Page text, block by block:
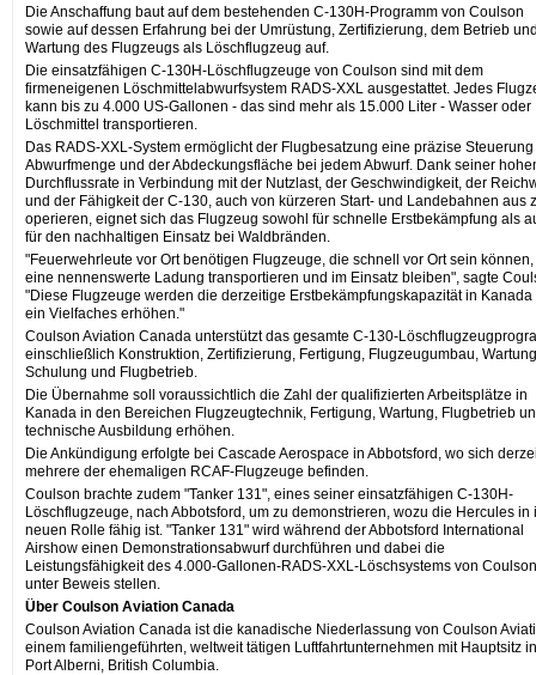
Die Anschaffung baut auf dem bestehenden C-130H-Programm von Coulson
sowie auf dessen Erfahrung bei der Umrüstung, Zertifizierung, dem Betrieb
Wartung des Flugzeugs als Löschflugzeug auf.
Die einsatzfähigen C-130H-Löschflugzeuge von Coulson sind mit dem
firmeneigenen Löschmittelabwurfsystem RADS-XXL ausgestattet. Jedes
kann bis zu 4.000 US-Gallonen - das sind mehr als 15.000 Liter - Wasser oder
Löschmittel transportieren.
Das RADS-XXL-System ermöglicht der Flugbesatzung eine präzise
Abwurfmenge und der Abdeckungsfläche bei jedem Abwurf. Dank seiner
Durchflussrate in Verbindung mit der Nutzlast, der Geschwindigkeit, der
und der Fähigkeit der C-130, auch von kürzeren Start- und Landebahnen aus
operieren, eignet sich das Flugzeug sowohl für schnelle Erstbekämpfung als
für den nachhaltigen Einsatz bei Waldbränden.
"Feuerwehrleute vor Ort benötigen Flugzeuge, die schnell vor Ort sein können,
eine nennenswerte Ladung transportieren und im Einsatz bleiben", sagte
"Diese Flugzeuge werden die derzeitige Erstbekämpfungskapazität in Kanada
ein Vielfaches erhöhen."
Coulson Aviation Canada unterstützt das gesamte C-130-
einschließlich Konstruktion, Zertifizierung, Fertigung, Flugzeugumbau,
Schulung und Flugbetrieb.
Die Übernahme soll voraussichtlich die Zahl der qualifizierten Arbeitsplätze in
Kanada in den Bereichen Flugzeugtechnik, Fertigung, Wartung, Flugbetrieb
technische Ausbildung erhöhen.
Die Ankündigung erfolgte bei Cascade Aerospace in Abbotsford, wo sich
mehrere der ehemaligen RCAF-Flugzeuge befinden.
Coulson brachte zudem "Tanker 131", eines seiner einsatzfähigen C-130H-
Löschflugzeuge, nach Abbotsford, um zu demonstrieren, wozu die Hercules in
neuen Rolle fähig ist. "Tanker 131" wird während der Abbotsford International
Airshow einen Demonstrationsabwurf durchführen und dabei die
Leistungsfähigkeit des 4.000-Gallonen-RADS-XXL-Löschsystems von Coulson
unter Beweis stellen.
Über Coulson Aviation Canada
Coulson Aviation Canada ist die kanadische Niederlassung von Coulson
einem familiengeführten, weltweit tätigen Luftfahrtunternehmen mit Hauptsitz in
Port Alberni, British Columbia.